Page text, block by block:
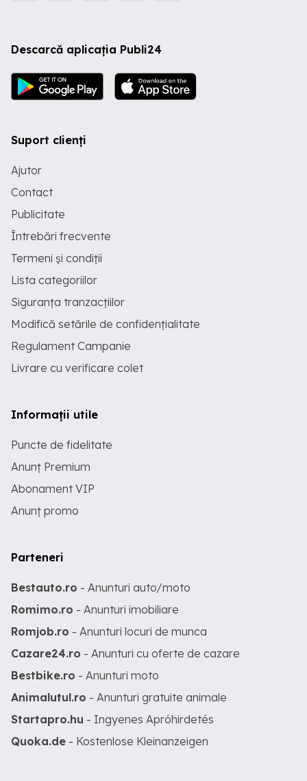
Descarcă aplicația Publi24
Suport clienți
Ajutor
Contact
Publicitate
Întrebări frecvente
Termeni și condiții
Lista categoriilor
Siguranța tranzacțiilor
Modifică setările de confidențialitate
Regulament Campanie
Livrare cu verificare colet
Informații utile
Puncte de fidelitate
Anunț Premium
Abonament VIP
Anunț promo
Parteneri
Bestauto.ro - Anunturi auto/moto
Romimo.ro - Anunturi imobiliare
Romjob.ro - Anunturi locuri de munca
Cazare24.ro - Anunturi cu oferte de cazare
Bestbike.ro - Anunturi moto
Animalutul.ro - Anunturi gratuite animale
Startapro.hu - Ingyenes Apróhirdetés
Quoka.de - Kostenlose Kleinanzeigen